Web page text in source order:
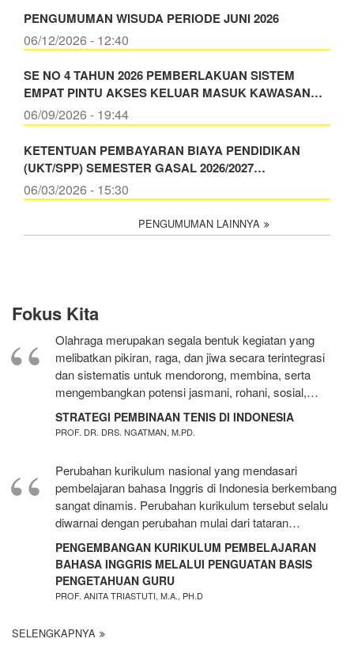
PENGUMUMAN WISUDA PERIODE JUNI 2026
06/12/2026 - 12:40
SE NO 4 TAHUN 2026 PEMBERLAKUAN SISTEM
EMPAT PINTU AKSES KELUAR MASUK KAWASAN…
06/09/2026 - 19:44
KETENTUAN PEMBAYARAN BIAYA PENDIDIKAN
(UKT/SPP) SEMESTER GASAL 2026/2027…
06/03/2026 - 15:30
PENGUMUMAN LAINNYA
Fokus Kita
Olahraga merupakan segala bentuk kegiatan yang
melibatkan pikiran, raga, dan jiwa secara terintegrasi
dan sistematis untuk mendorong, membina, serta
mengembangkan potensi jasmani, rohani, sosial,…
STRATEGI PEMBINAAN TENIS DI INDONESIA
PROF. DR. DRS. NGATMAN, M.PD.
Perubahan kurikulum nasional yang mendasari
pembelajaran bahasa Inggris di Indonesia berkembang
sangat dinamis. Perubahan kurikulum tersebut selalu
diwarnai dengan perubahan mulai dari tataran…
PENGEMBANGAN KURIKULUM PEMBELAJARAN
BAHASA INGGRIS MELALUI PENGUATAN BASIS
PENGETAHUAN GURU
PROF. ANITA TRIASTUTI, M.A., PH.D
SELENGKAPNYA